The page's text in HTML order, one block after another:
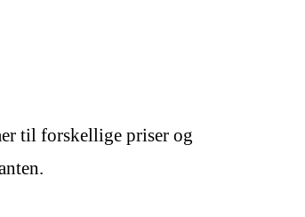
til forskellige priser og